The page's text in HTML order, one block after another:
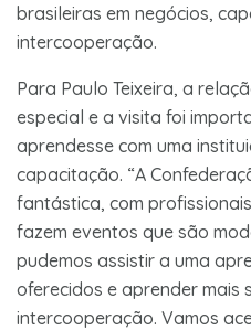
brasileiras em negócios,
intercooperação.
Para Paulo Teixeira, a
especial e a visita foi
aprendesse com uma
capacitação. “A
fantástica, com
fazem eventos que são
pudemos assistir a uma
oferecidos e aprender mais
intercooperação. Vamos